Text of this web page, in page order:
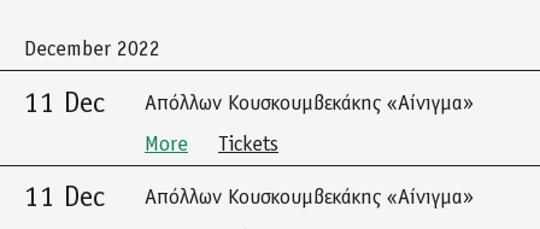
December 2022
11 Dec
Απόλλων Κουσκουμβεκάκης «Αίνιγμα»
More
Tickets
11 Dec
Απόλλων Κουσκουμβεκάκης «Αίνιγμα»